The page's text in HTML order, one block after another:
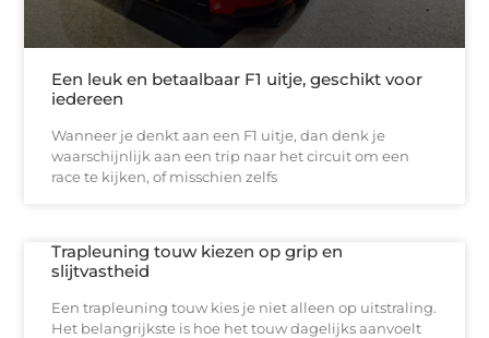
Een leuk en betaalbaar F1 uitje, geschikt voor
iedereen
Wanneer je denkt aan een F1 uitje, dan denk je
waarschijnlijk aan een trip naar het circuit om een
race te kijken, of misschien zelfs
Trapleuning touw kiezen op grip en
slijtvastheid
Een trapleuning touw kies je niet alleen op uitstraling.
Het belangrijkste is hoe het touw dagelijks aanvoelt